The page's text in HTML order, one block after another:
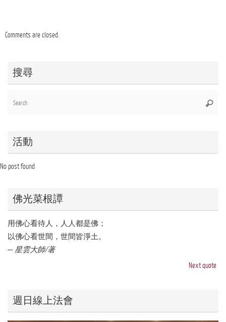
Comments are closed.
搜尋
活動
No post found
佛光菜根譚
用佛心看待人，人人都是佛；
以佛心看世間，世間皆淨土。
— 星雲大師/著
Next quote
週日線上法會